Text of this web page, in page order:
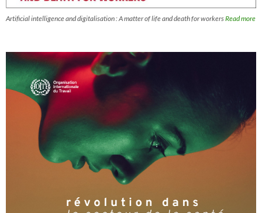
Artificial intelligence and digitalisation : A matter of life and death for workersRead more